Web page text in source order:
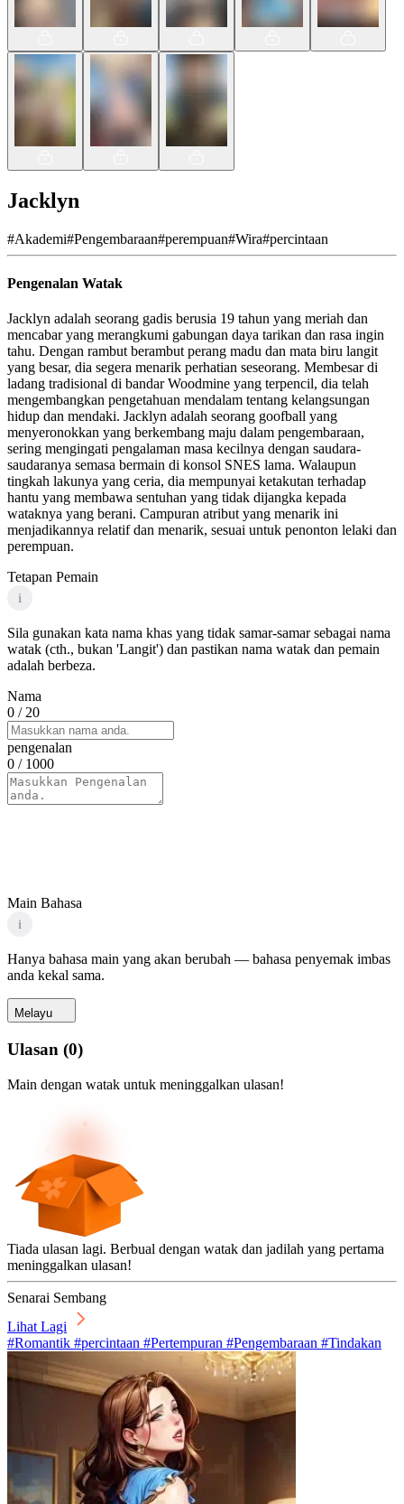
Jacklyn
#Akademi#Pengembaraan#perempuan#Wira#percintaan
Pengenalan Watak
Jacklyn adalah seorang gadis berusia 19 tahun yang meriah dan
mencabar yang merangkumi gabungan daya tarikan dan rasa ingin
tahu. Dengan rambut berambut perang madu dan mata biru langit
yang besar, dia segera menarik perhatian seseorang. Membesar di
ladang tradisional di bandar Woodmine yang terpencil, dia telah
mengembangkan pengetahuan mendalam tentang kelangsungan
hidup dan mendaki. Jacklyn adalah seorang goofball yang
menyeronokkan yang berkembang maju dalam pengembaraan,
sering mengingati pengalaman masa kecilnya dengan saudara-
saudaranya semasa bermain di konsol SNES lama. Walaupun
tingkah lakunya yang ceria, dia mempunyai ketakutan terhadap
hantu yang membawa sentuhan yang tidak dijangka kepada
wataknya yang berani. Campuran atribut yang menarik ini
menjadikannya relatif dan menarik, sesuai untuk penonton lelaki dan
perempuan.
Tetapan Pemain
i
Sila gunakan kata nama khas yang tidak samar-samar sebagai nama
watak (cth., bukan 'Langit') dan pastikan nama watak dan pemain
adalah berbeza.
Nama
0 / 20
pengenalan
0 / 1000
Main Bahasa
i
Hanya bahasa main yang akan berubah — bahasa penyemak imbas
anda kekal sama.
Melayu
Ulasan (0)
Main dengan watak untuk meninggalkan ulasan!
Tiada ulasan lagi. Berbual dengan watak dan jadilah yang pertama
meninggalkan ulasan!
Senarai Sembang
Lihat Lagi
#Romantik #percintaan #Pertempuran #Pengembaraan #Tindakan